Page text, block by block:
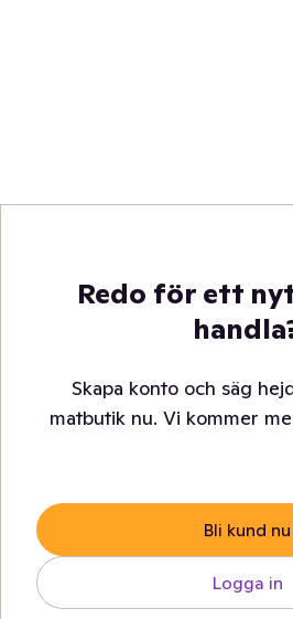
Redo för ett
Skapa konto och säg
matbutik nu. Vi kommer
Bli kund nu
Logga in